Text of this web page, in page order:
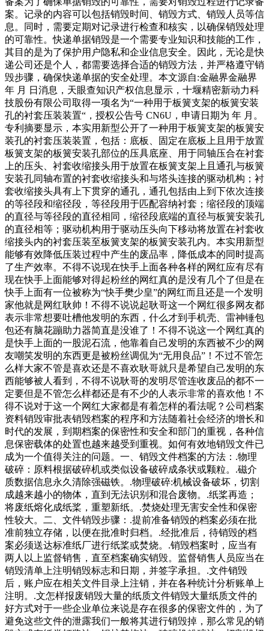
案。记录的内容可以包括销毁时间、销毁方式、销毁人员等信
息。同时，需要定期对记录进行检查和核实，以确保销毁处理
的可靠性。快递单据销毁是一个需要专业知识和技能的工作，
其目的是为了保护用户隐私和企业信息安全。因此，无论是快
递公司还是个人，都需要选择合适的销毁方法，并严格遵守销
毁步骤，确保快递单据的安全处理。本文源自:金融界金融界
年 月 日消息，天眼查知识产权信息显示，十堰精密新动力科
技股份有限公司取得一项名为“一种用于板簧支架的板簧安装
孔的衬套压装装置“，授权公告号 CN6U，申请日期为 年 月。
专利摘要显示，本实用新型公开了一种用于板簧支架的板簧安
装孔的衬套压装装置，包括：底板、固定在底板上且用于放置
板簧支架的板簧安装孔部位的压具底座、用于同轴压合在衬套
上的压头、衬套收缩接头用于放置在板簧支架上且通孔与板簧
安装孔同轴布置的衬套收缩接头和与塔头连接的驱动机构；衬
套收缩接头具有上下贯穿的通孔，通孔包括由上到下依次连接
的等径段和缩径段，等径段用于匹配容纳衬套；缩径段的顶端
的直径与等径段的直径相同，缩径段底端的直径与板簧安装孔
的直径相等；驱动机构用于驱动压头向下移动将放置在衬套收
缩接头内的衬套压装至板簧支架的板簧安装孔内。本实用新型
能够有效降低压装过程中产生的废品率，降低成本的同时提高
了生产效率。不得不说现在快手上面各种各样的网红应有尽有
现在快手上面能够对得起粉丝的网红真的是没有几个了但是在
快手上面有一位被称为“快手樊少皇”的网红而且还是一个发明
家他就是网红耿帅！不得不说说起耿哥这一个网红很多网友都
表示非常想要吐槽他发明的东西，什么才到手机壳、雷神锤包
包还有脑花蹦助力器简直是没谁了！不得不说这一个网红真的
是快手上面的一股泥石流，他靠着自己发明的东西被不少的网
友嘲笑发明的东西更是被粉丝调侃为“无用良品”！不过不管怎
么样大家不管是喜欢还是不喜欢耿哥就只是希望自己发明的东
西能够被人看到，不得不说耿哥的发明尽管连收废品的都不一
定要但是不管怎么样都还是有不少的人表示非常的喜欢他！不
得不说对于这一个网红大家都是有着怎样的看法呢？公司档案
资料销毁审批表销毁档案的程序和方法随着社会经济的增长和
时代的发展，到期档案的保密性和安全和部门的重视，各种信
息保密载体的处置也越来越受到重视。如何有效地销毁文件已
成为一个值得关注的问题。一、销毁文件档案的方法：.物理
破碎：原料根据破碎机或类似设备破碎成条状或颗粒。.磁介
质数据信息永久清除强磁铁。.物理破碎:机械设备破坏，切割
成越来越小的物体，直到无法识别和混合废物。.纸桨再造；
将废纸熔化成纸桨，重塑新纸。.焚烧处理无害安全性和保密
性较大。二、文件销毁步骤：.提前准备销毁的档案必须在批
准前独立存储，以便在批准时归档。.经批准后，待销毁的档
案必须送达标准纸厂进行纸桨或焚烧。.销毁档案时，应当有
两人以上监督销售，直至档案确实销毁。监督销售人员应当在
销毁清单上注明销毁标志和日期，并签字承担。.文件销毁
后，账户应在相关文件目录上注销，并在各种统计分析账单上
注明。.文怎样报废销毁大量的纸质文件销毁大量纸质文件的
好方式对于一些企业单位来说是存在很多的保密文件的，为了
避免这些文件的泄露我们一般将其进行销毁掉，那么常见的销